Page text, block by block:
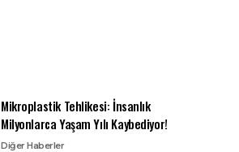
Mikroplastik Tehlikesi: İnsanlık
Milyonlarca Yaşam Yılı Kaybediyor!
Diğer Haberler